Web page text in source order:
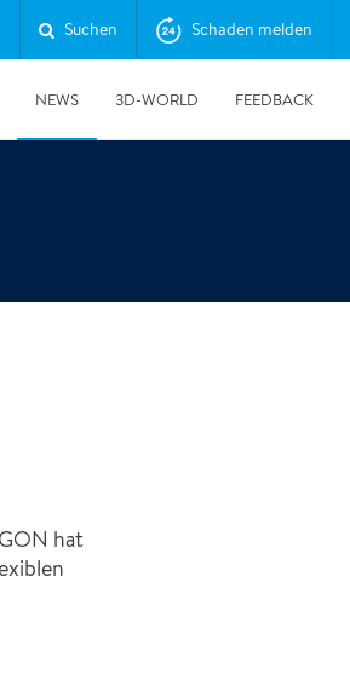
Suchen Schaden melden
NEWS 3D-WORLD FEEDBACK
hat